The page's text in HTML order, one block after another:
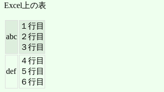
Excel上の表
abc
１行目
２行目
３行目
def
４行目
５行目
６行目